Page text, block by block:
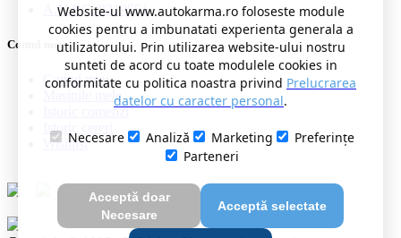
A.N.P.C. 0219551
Contul meu
Contul meu
Masinile mele
Istoric comenzi
Istoric cereri
Wishlist
Website-ul www.autokarma.ro foloseste module
cookies pentru a imbunatati experienta generala a
utilizatorului. Prin utilizarea website-ului nostru
sunteti de acord cu toate modulele cookies in
conformitate cu politica noastra privind Prelucrarea
datelor cu caracter personal.
Necesare Analiză Marketing
Preferințe
Parteneri
Acceptă doar
Necesare
Acceptă selectate